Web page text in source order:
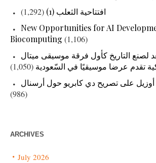
افتتاحية الثعلب (1)
(1,292)
New Opportunities for AI
Biocomputing (1,106)
لصنع التاريخ كأول فرقة موسيقى ميتال
تقدم عرضا موسيقيًا في السّعودية (1,050)
على تصريح دي كابريو حول أرسنال
(986)
ARCHIVES
July 2026